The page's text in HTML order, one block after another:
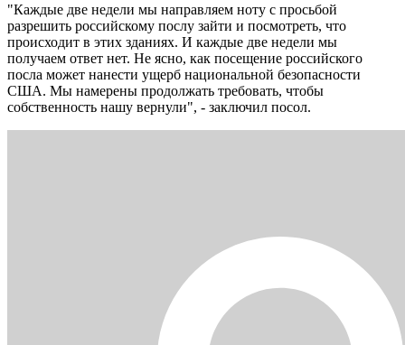
"Каждые две недели мы направляем ноту с просьбой
разрешить российскому послу зайти и посмотреть, что
происходит в этих зданиях. И каждые две недели мы
получаем ответ нет. Не ясно, как посещение российского
посла может нанести ущерб национальной безопасности
США. Мы намерены продолжать требовать, чтобы
собственность нашу вернули", - заключил посол.